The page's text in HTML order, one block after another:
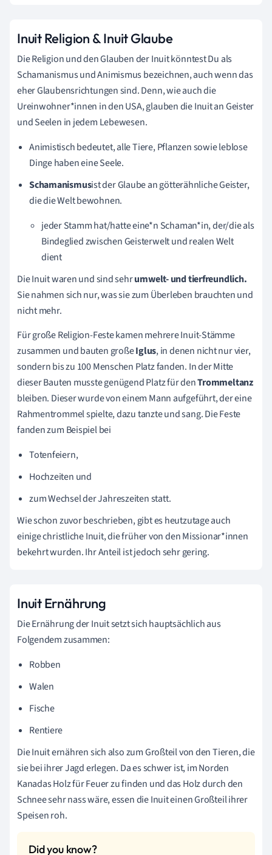
Inuit Religion & Inuit Glaube
Die Religion und den Glauben der Inuit könntest Du als
Schamanismus und Animismus bezeichnen, auch wenn das
eher Glaubensrichtungen sind. Denn, wie auch die
Ureinwohner*innen in den USA, glauben die Inuit an Geister
und Seelen in jedem Lebewesen.
Animistisch bedeutet, alle Tiere, Pflanzen sowie leblose
Dinge haben eine Seele.
Schamanismusist der Glaube an götterähnliche Geister,
die die Welt bewohnen.
jeder Stamm hat/hatte eine*n Schaman*in, der/die als
Bindeglied zwischen Geisterwelt und realen Welt
dient
Die Inuit waren und sind sehrumwelt- und tierfreundlich.
Sie nahmen sich nur, was sie zum Überleben brauchten und
nicht mehr.
Für große Religion-Feste kamen mehrere Inuit-Stämme
zusammen und bauten großeIglus, in denen nicht nur vier,
sondern bis zu 100 Menschen Platz fanden. In der Mitte
dieser Bauten musste genügend Platz für denTrommeltanz
bleiben. Dieser wurde von einem Mann aufgeführt, der eine
Rahmentrommel spielte, dazu tanzte und sang. Die Feste
fanden zum Beispiel bei
Totenfeiern,
Hochzeiten und
zum Wechsel der Jahreszeiten statt.
Wie schon zuvor beschrieben, gibt es heutzutage auch
einige christliche Inuit, die früher von den Missionar*innen
bekehrt wurden. Ihr Anteil ist jedoch sehr gering.
Inuit Ernährung
Die Ernährung der Inuit setzt sich hauptsächlich aus
Folgendem zusammen:
Robben
Walen
Fische
Rentiere
Die Inuit ernähren sich also zum Großteil von den Tieren, die
sie bei ihrer Jagd erlegen. Da es schwer ist, im Norden
Kanadas Holz für Feuer zu finden und das Holz durch den
Schnee sehr nass wäre, essen die Inuit einen Großteil ihrer
Speisen roh.